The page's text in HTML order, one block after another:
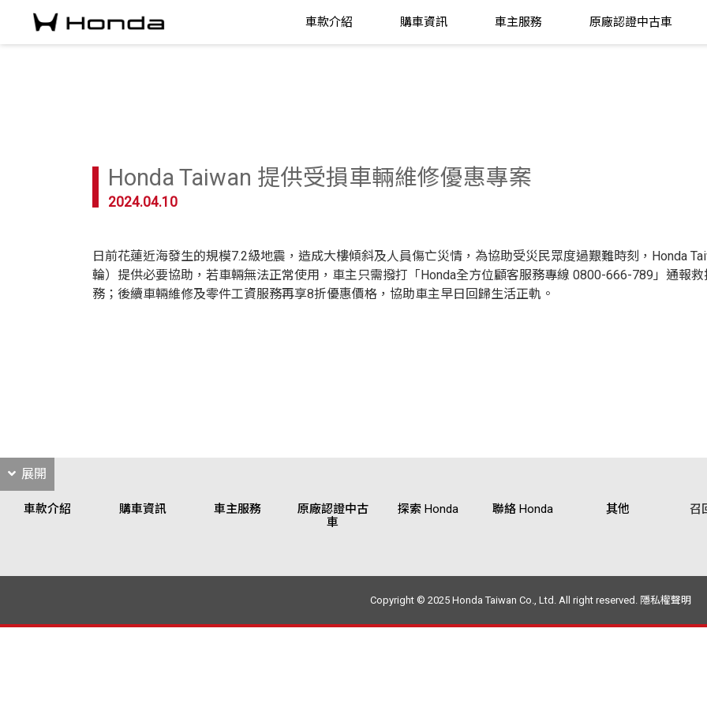
車款介紹 購車資訊 車主服務 原廠認證中古車
Honda Taiwan 提供受損車輛維修優惠專案
2024.04.10
日前花蓮近海發生的規模7.2級地震，造成大樓傾斜及人員傷亡災情，為協助受災民眾度過艱難時刻，Honda
輪）提供必要協助，若車輛無法正常使用，車主只需撥打「Honda全方位顧客服務專線 0800-666-789」通報
務；後續車輛維修及零件工資服務再享8折優惠價格，協助車主早日回歸生活正軌。
展開
車款介紹 購車資訊 車主服務
原廠認證中古
車
探索 Honda 聯絡 Honda 其他 召
Copyright © 2025 Honda Taiwan Co., Ltd. All right reserved. 隱私權聲明